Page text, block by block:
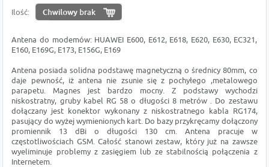
Ilość:
Antena do modemów: HUAWEI E600, E612, E618, E620, E630, EC321,
E160, E169G, E173, E156G, E169
Antena posiada solidna podstawę magnetyczną o średnicy 80mm, co
daje pewność, iż antena nie zsunie się z pochyłego ,metalowego
parapetu. Magnes jest bardzo mocny. Z podstawy wychodzi
niskostratny, gruby kabel RG 58 o długości 8 metrów . Do zestawu
dołączany jest konektor wykonany z niskostratnego kabla RG174,
pasujący do wyżej wymienionych kart. Do bazy przykręcamy dołączony
promiennik 13 dBi o długości 130 cm. Antena pracuje w
częstotliwościach GSM. Całość stanowi zestaw, który już na zawsze
wyeliminuje problemy z zasięgiem lub ze stabilnością połączenia z
Internetem.